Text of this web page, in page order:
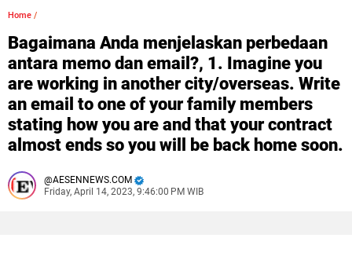
Home /
Bagaimana Anda menjelaskan perbedaan
antara memo dan email?, 1. Imagine you
are working in another city/overseas. Write
an email to one of your family members
stating how you are and that your contract
almost ends so you will be back home soon.
AESENNEWS.COM
Friday, April 14, 2023, 9:46:00 PM WIB